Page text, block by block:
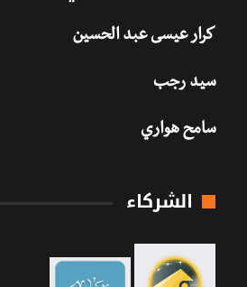
كرار عيسى عبد الحسين
سيد رجب
سامح هواري
الشركاء